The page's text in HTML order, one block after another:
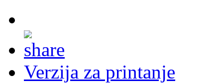
Verzija za printanje